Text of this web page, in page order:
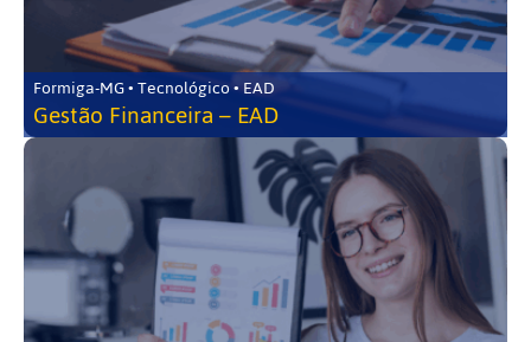
Formiga-MG • Tecnológico • EAD
Gestão Financeira – EAD